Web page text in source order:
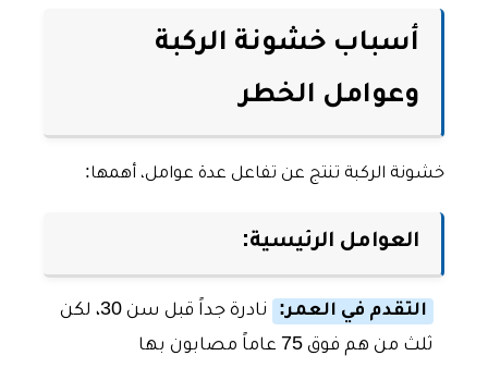
أسباب خشونة الركبة
وعوامل الخطر
خشونة الركبة تنتج عن تفاعل عدة عوامل، أهمها:
العوامل الرئيسية:
التقدم في العمر:
نادرة جداً قبل سن 30، لكن
ثلث من هم فوق 75 عاماً مصابون بها